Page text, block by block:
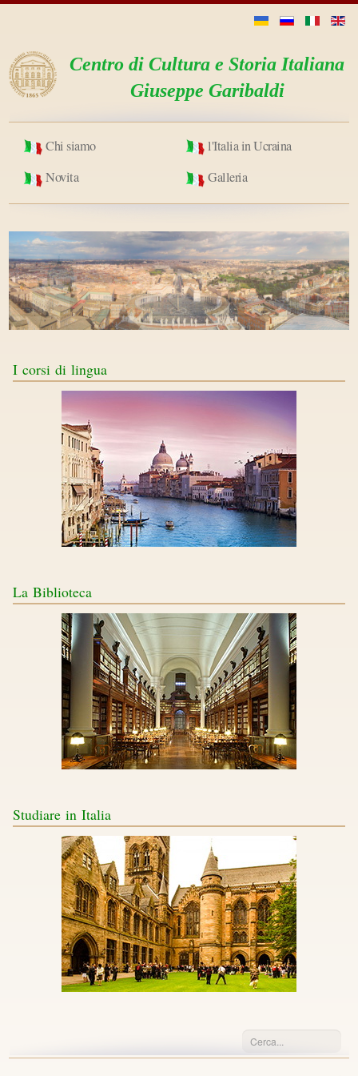
Centro di Cultura e Storia Italiana
Giuseppe Garibaldi
Chi siamo
l'Italia in Ucraina
Novita
Galleria
I corsi di lingua
La Biblioteca
Studiare in Italia